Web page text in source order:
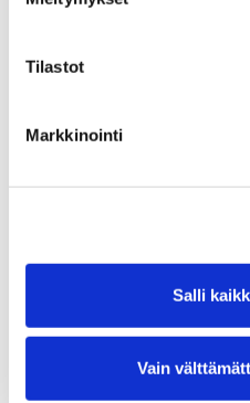
Tilastot
Markkinointi
Salli
Vain
19.08.2026 17:00–18:00
Sijainti
Noormarkun kirjasto,